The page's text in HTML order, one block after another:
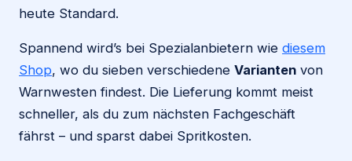
heute Standard.
Spannend wird’s bei Spezialanbietern wie diesem
Shop, wo du sieben verschiedene Varianten von
Warnwesten findest. Die Lieferung kommt meist
schneller, als du zum nächsten Fachgeschäft
fährst – und sparst dabei Spritkosten.